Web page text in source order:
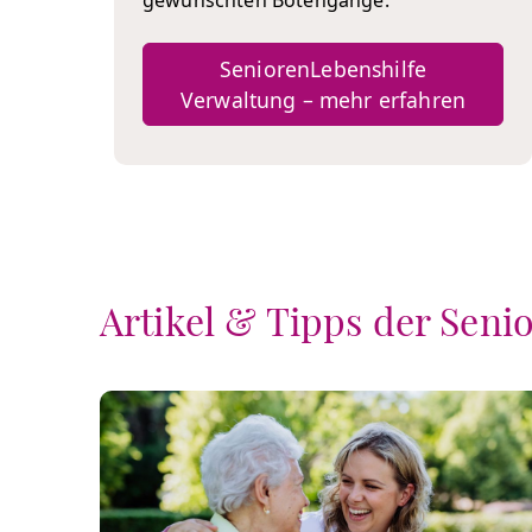
SeniorenLebenshilfe
Verwaltung – mehr erfahren
Artikel & Tipps der